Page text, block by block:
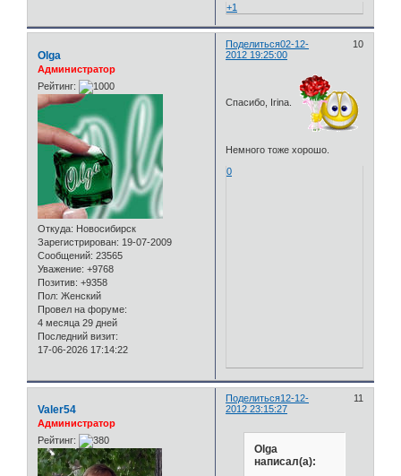
+1
Поделиться 10
02-12-
2012 19:25:00
Olga
Администратор
Рейтинг:
Откуда: Новосибирск
Зарегистрирован: 19-07-2009
Сообщений: 23565
Уважение: +9768
Позитив: +9358
Пол: Женский
Провел на форуме:
4 месяца 29 дней
Последний визит:
17-06-2026 17:14:22
Спасибо, Irina.
Немного тоже хорошо.
0
Поделиться 11
12-12-
2012 23:15:27
Valer54
Администратор
Рейтинг:
Olga
написал(а):